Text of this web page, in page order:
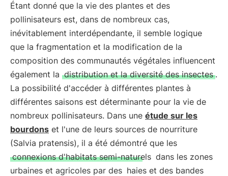
Étant donné que la vie des plantes et des
pollinisateurs est, dans de nombreux cas,
inévitablement interdépendante, il semble logique
que la fragmentation et la modification de la
composition des communautés végétales influencent
également la distribution et la diversité des insectes .
La possibilité d'accéder à différentes plantes à
différentes saisons est déterminante pour la vie de
nombreux pollinisateurs. Dans une étude sur les
bourdons et l'une de leurs sources de nourriture
(Salvia pratensis), il a été démontré que les
connexions d'habitats semi-naturels dans les zones
urbaines et agricoles par des haies et des bandes